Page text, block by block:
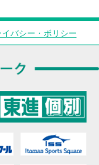
イバシー・ポリシー